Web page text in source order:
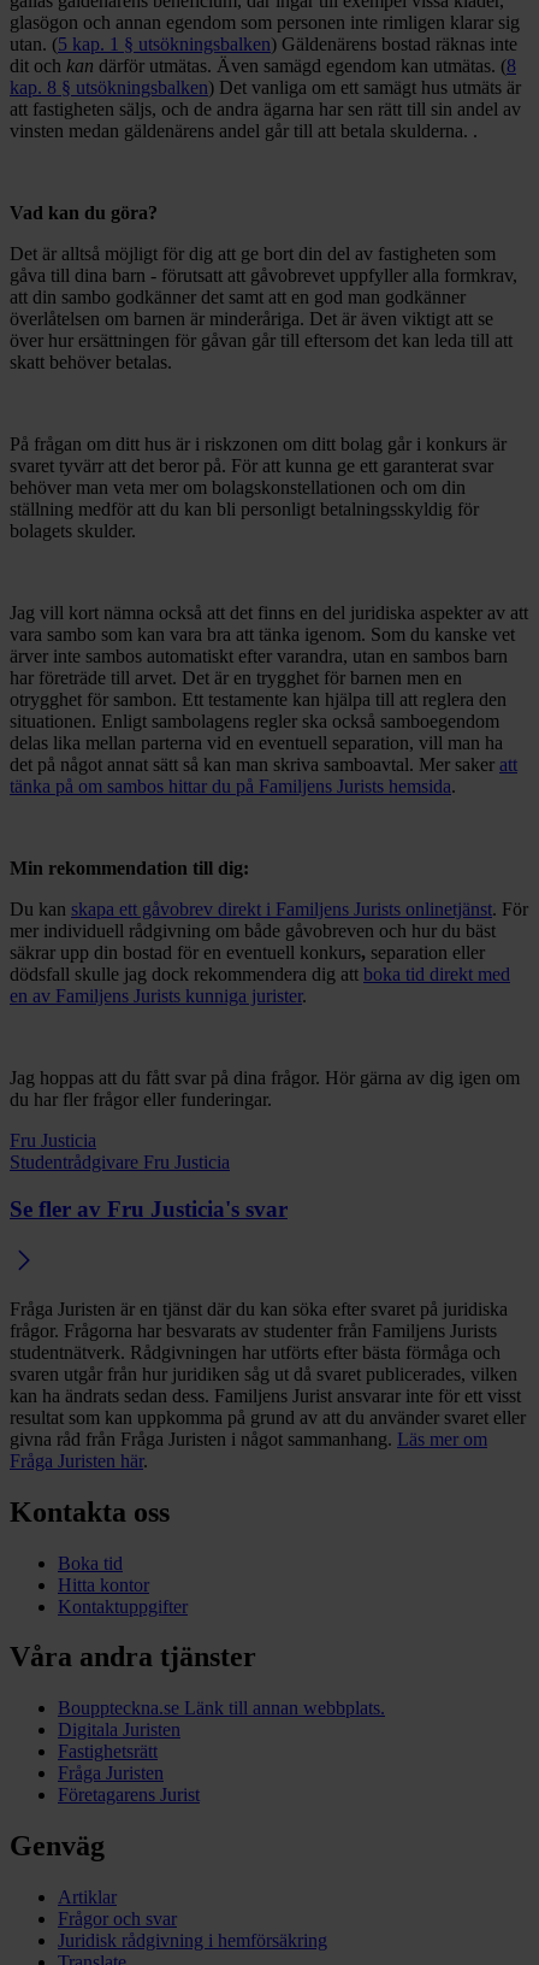
glasögon och annan egendom som personen inte rimligen klarar sig
utan. (5 kap. 1 § utsökningsbalken) Gäldenärens bostad räknas inte
dit och kan därför utmätas. Även samägd egendom kan utmätas. (8
kap. 8 § utsökningsbalken) Det vanliga om ett samägt hus utmäts är
att fastigheten säljs, och de andra ägarna har sen rätt till sin andel av
vinsten medan gäldenärens andel går till att betala skulderna. .
Vad kan du göra?
Det är alltså möjligt för dig att ge bort din del av fastigheten som
gåva till dina barn - förutsatt att gåvobrevet uppfyller alla formkrav,
att din sambo godkänner det samt att en god man godkänner
överlåtelsen om barnen är minderåriga. Det är även viktigt att se
över hur ersättningen för gåvan går till eftersom det kan leda till att
skatt behöver betalas.
På frågan om ditt hus är i riskzonen om ditt bolag går i konkurs är
svaret tyvärr att det beror på. För att kunna ge ett garanterat svar
behöver man veta mer om bolagskonstellationen och om din
ställning medför att du kan bli personligt betalningsskyldig för
bolagets skulder.
Jag vill kort nämna också att det finns en del juridiska aspekter av att
vara sambo som kan vara bra att tänka igenom. Som du kanske vet
ärver inte sambos automatiskt efter varandra, utan en sambos barn
har företräde till arvet. Det är en trygghet för barnen men en
otrygghet för sambon. Ett testamente kan hjälpa till att reglera den
situationen. Enligt sambolagens regler ska också samboegendom
delas lika mellan parterna vid en eventuell separation, vill man ha
det på något annat sätt så kan man skriva samboavtal. Mer saker att
tänka på om sambos hittar du på Familjens Jurists hemsida.
Min rekommendation till dig:
Du kan skapa ett gåvobrev direkt i Familjens Jurists onlinetjänst. För
mer individuell rådgivning om både gåvobreven och hur du bäst
säkrar upp din bostad för en eventuell konkurs, separation eller
dödsfall skulle jag dock rekommendera dig att boka tid direkt med
en av Familjens Jurists kunniga jurister.
Jag hoppas att du fått svar på dina frågor. Hör gärna av dig igen om
du har fler frågor eller funderingar.
Fru Justicia
Studentrådgivare Fru Justicia
Se fler av Fru Justicia's svar
Fråga Juristen är en tjänst där du kan söka efter svaret på juridiska
frågor. Frågorna har besvarats av studenter från Familjens Jurists
studentnätverk. Rådgivningen har utförts efter bästa förmåga och
svaren utgår från hur juridiken såg ut då svaret publicerades, vilken
kan ha ändrats sedan dess. Familjens Jurist ansvarar inte för ett visst
resultat som kan uppkomma på grund av att du använder svaret eller
givna råd från Fråga Juristen i något sammanhang. Läs mer om
Fråga Juristen här.
Kontakta oss
Boka tid
Hitta kontor
Kontaktuppgifter
Våra andra tjänster
Bouppteckna.se Länk till annan webbplats.
Digitala Juristen
Fastighetsrätt
Fråga Juristen
Företagarens Jurist
Genväg
Artiklar
Frågor och svar
Juridisk rådgivning i hemförsäkring